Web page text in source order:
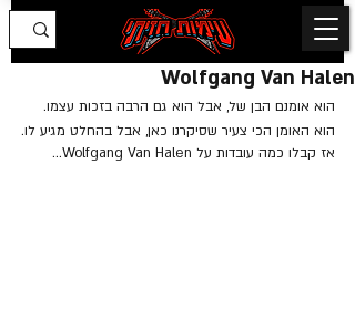
Wolfgang Van Halen
הוא אומנם הבן של, אבל הוא גם הרבה בזכות עצמו.
הוא האומן הכי צעיר שסיקרנו כאן, אבל בהחלט מגיע לו.
אז קבלו כמה עובדות על Wolfgang Van Halen...